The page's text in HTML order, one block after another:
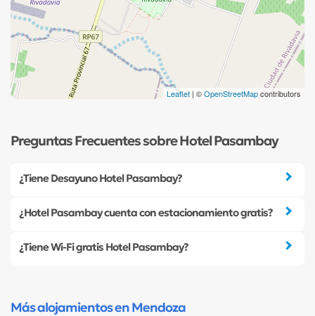
Leaflet | ©OpenStreetMapcontributors
Preguntas Frecuentes sobre Hotel Pasambay
¿Tiene Desayuno Hotel Pasambay?
¿Hotel Pasambay cuenta con estacionamiento gratis?
¿Tiene Wi-Fi gratis Hotel Pasambay?
Más alojamientos en Mendoza